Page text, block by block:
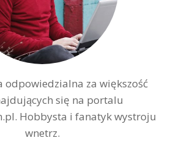
odpowiedzialna za większość
się na portalu
Hobbysta i fanatyk wystroju
wnetrz.